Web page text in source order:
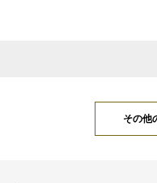
その他